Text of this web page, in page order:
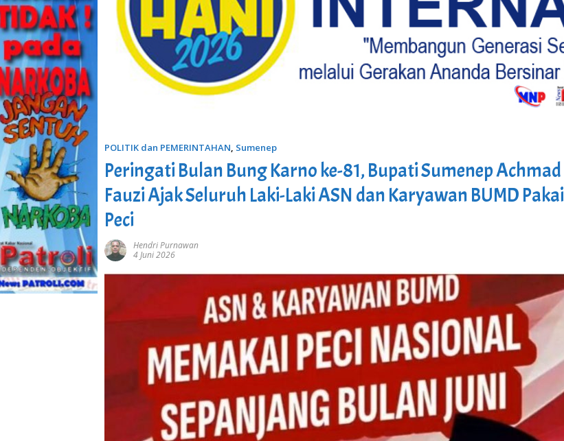
POLITIK dan PEMERINTAHAN, Sumenep
Peringati Bulan Bung Karno ke-81, Bupati Sumenep Achmad
Fauzi Ajak Seluruh Laki-Laki ASN dan Karyawan BUMD Pakai
Peci
Hendri Purnawan
4 Juni 2026